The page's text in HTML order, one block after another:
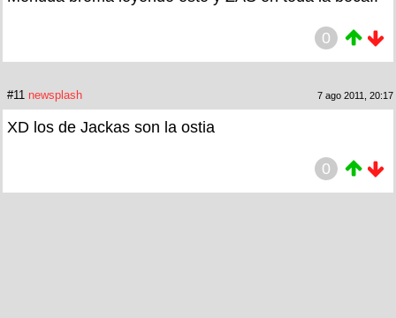
0
#11 newsplash 7 ago 2011, 20:17
XD los de Jackas son la ostia
0